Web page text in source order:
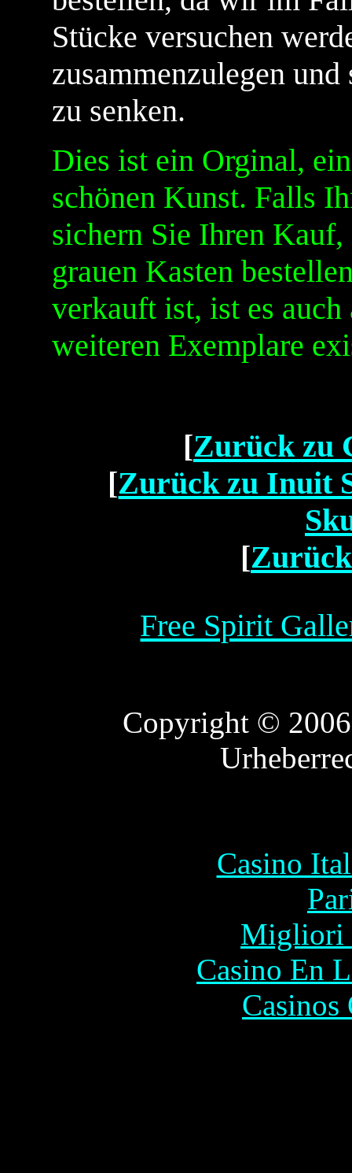
Stücke versuchen
zusammenzulegen
zu senken.
Dies ist ein Orginal,
schönen Kunst. Falls
sichern Sie Ihren
grauen Kasten
verkauft ist, ist es
weiteren Exemplare
[Zurück zu
[Zurück zu Inuit
[
Free Spirit
Copyright ©
Casino
Migliori
Casino En
Casinos